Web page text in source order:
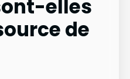
elles
de